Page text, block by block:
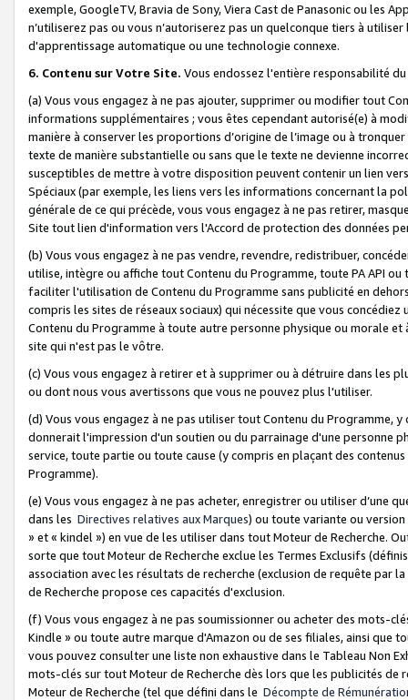
exemple, GoogleTV, Bravia de Sony, Viera Cast de Panasonic ou les
n’utiliserez pas ou vous n’autoriserez pas un quelconque tiers à
d'apprentissage automatique ou une technologie connexe.
6. Contenu sur Votre Site. Vous endossez l'entière responsabilité
(a) Vous vous engagez à ne pas ajouter, supprimer ou modifier tout
informations supplémentaires ; vous êtes cependant autorisé(e) à
manière à conserver les proportions d’origine de l’image ou à
texte de manière substantielle ou sans que le texte ne devienne
susceptibles de mettre à votre disposition peuvent contenir un lien
Spéciaux (par exemple, les liens vers les informations concernant la
générale de ce qui précède, vous vous engagez à ne pas retirer,
Site tout lien d'information vers l'Accord de protection des données
(b) Vous vous engagez à ne pas vendre, revendre, redistribuer,
utilise, intègre ou affiche tout Contenu du Programme, toute PA API
faciliter l'utilisation de Contenu du Programme sans publicité en
compris les sites de réseaux sociaux) qui nécessite que vous
Contenu du Programme à toute autre personne physique ou morale
site qui n'est pas le vôtre.
(c) Vous vous engagez à retirer et à supprimer ou à détruire dans les
ou dont nous vous avertissons que vous ne pouvez plus l'utiliser.
(d) Vous vous engagez à ne pas utiliser tout Contenu du Programme,
donnerait l'impression d'un soutien ou du parrainage d'une personne
service, toute partie ou toute cause (y compris en plaçant des
Programme).
(e) Vous vous engagez à ne pas acheter, enregistrer ou utiliser d’une
dans les Directives relatives aux Marques) ou toute variante ou
» et « kindel ») en vue de les utiliser dans tout Moteur de Recherche.
sorte que tout Moteur de Recherche exclue les Termes Exclusifs
association avec les résultats de recherche (exclusion de requête
de Recherche propose ces capacités d'exclusion.
(f) Vous vous engagez à ne pas soumissionner ou acheter des mots-
Kindle » ou toute autre marque d'Amazon ou de ses filiales, ainsi que
vous pouvez consulter une liste non exhaustive dans le Tableau Non
mots-clés sur tout Moteur de Recherche dès lors que les publicités de
Moteur de Recherche (tel que défini dans le Décompte de